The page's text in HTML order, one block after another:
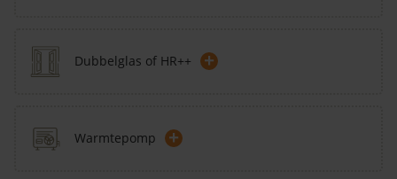
Dubbelglas of HR++ +
Warmtepomp +